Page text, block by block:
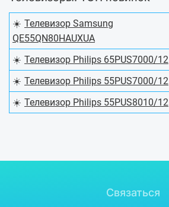
☀️ Телевизор Samsung
QE55QN80HAUXUA
☀️ Телевизор Philips 65PUS7000/12
☀️ Телевизор Philips 55PUS7000/12
☀️ Телевизор Philips 55PUS8010/12
Связаться